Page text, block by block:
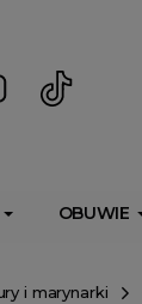
OBUWIE
i marynarki